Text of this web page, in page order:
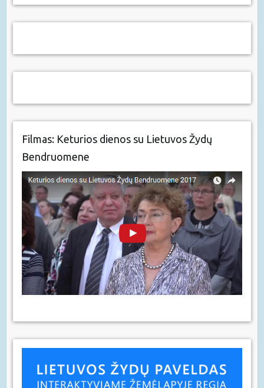
Filmas: Keturios dienos su Lietuvos Žydų
Bendruomene